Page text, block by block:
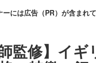
には広告（PR）が含まれて
監修】イ